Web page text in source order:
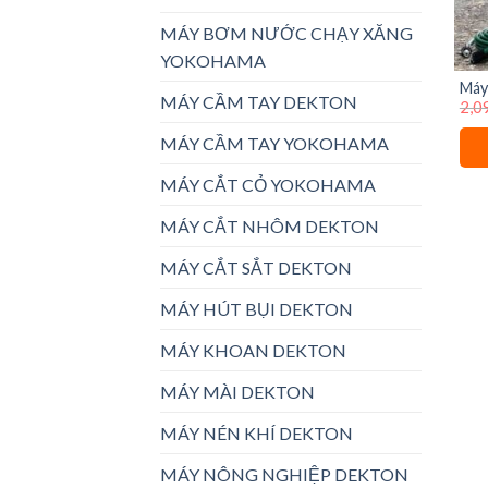
MÁY BƠM NƯỚC CHẠY XĂNG
YOKOHAMA
MÁY CẦM TAY DEKTON
MÁY CẦM TAY YOKOHAMA
MÁY CẮT CỎ YOKOHAMA
MÁY CẮT NHÔM DEKTON
MÁY CẮT SẮT DEKTON
MÁY HÚT BỤI DEKTON
MÁY KHOAN DEKTON
MÁY MÀI DEKTON
MÁY NÉN KHÍ DEKTON
MÁY NÔNG NGHIỆP DEKTON